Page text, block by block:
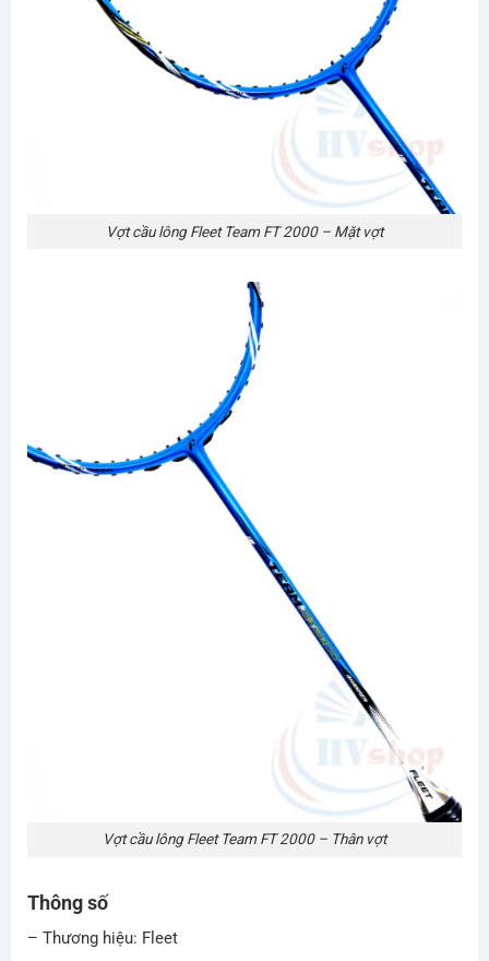
Vợt cầu lông Fleet Team FT 2000 – Mặt vợt
Vợt cầu lông Fleet Team FT 2000 – Thân vợt
Thông số
– Thương hiệu: Fleet